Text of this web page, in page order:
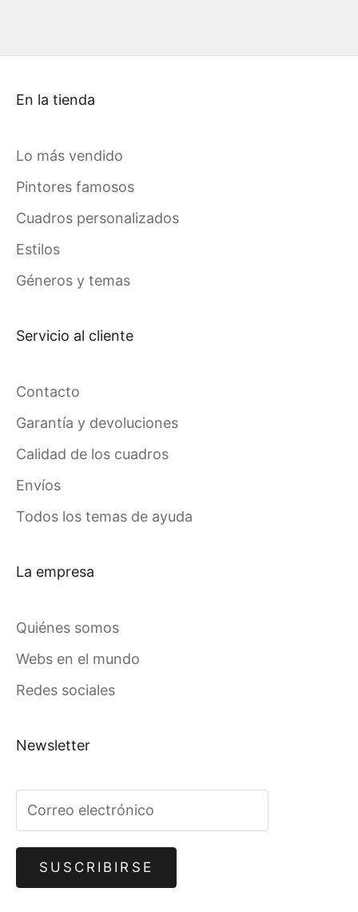
En la tienda
Lo más vendido
Pintores famosos
Cuadros personalizados
Estilos
Géneros y temas
Servicio al cliente
Contacto
Garantía y devoluciones
Calidad de los cuadros
Envíos
Todos los temas de ayuda
La empresa
Quiénes somos
Webs en el mundo
Redes sociales
Newsletter
SUSCRIBIRSE